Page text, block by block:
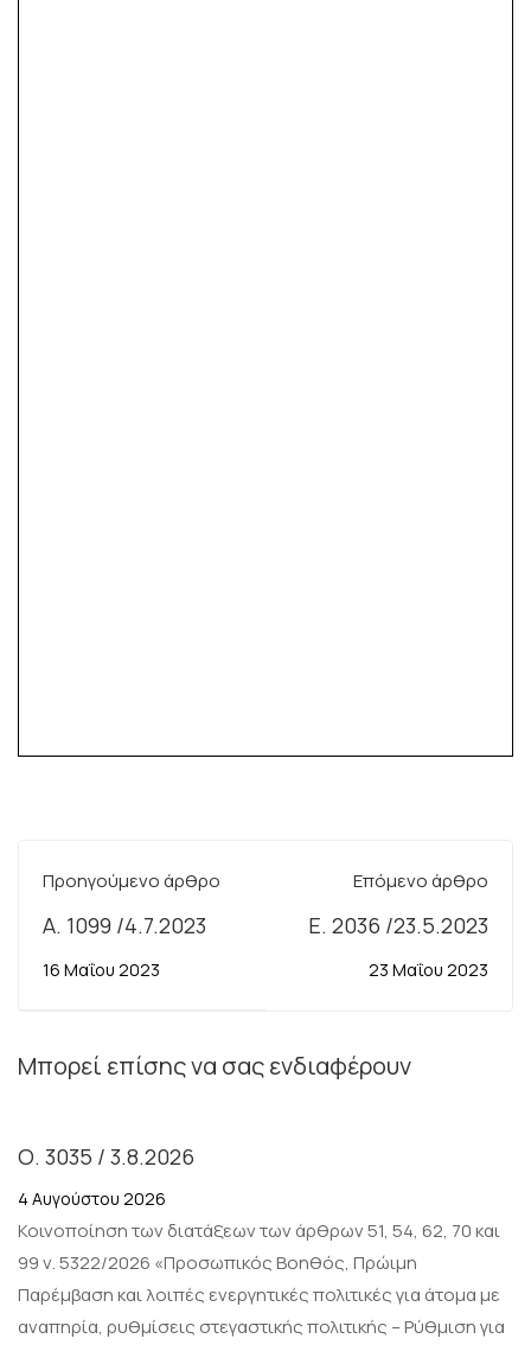
Προηγούμενο άρθρο
Α. 1099 /4.7.2023
16 Μαΐου 2023
Επόμενο άρθρο
Ε. 2036 /23.5.2023
23 Μαΐου 2023
Μπορεί επίσης να σας ενδιαφέρουν
Ο. 3035 / 3.8.2026
4 Αυγούστου 2026
Κοινοποίηση των διατάξεων των άρθρων 51, 54, 62, 70 και
99 ν. 5322/2026 «Προσωπικός Βοηθός, Πρώιμη
Παρέμβαση και λοιπές ενεργητικές πολιτικές για άτομα με
αναπηρία, ρυθμίσεις στεγαστικής πολιτικής – Ρύθμιση για